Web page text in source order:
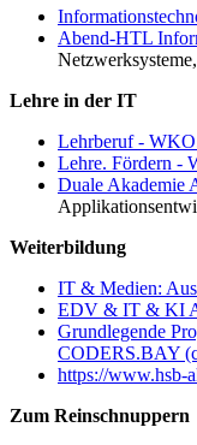
Abend-HTL
Lehre in der IT
Lehrberuf -
Lehre. Fördern -
Duale Akademie
Weiterbildung
IT & Medien:
EDV & IT & KI
Grundlegende
CODERS.BAY
https://www.hsb-
Zum Reinschnuppern